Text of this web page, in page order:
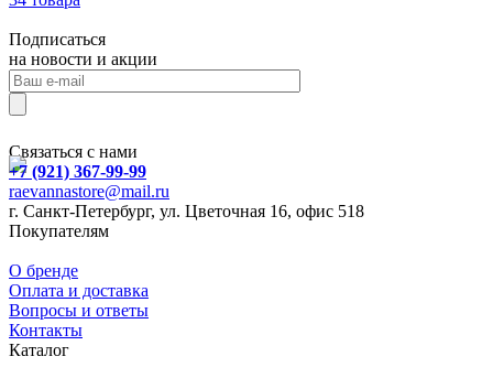
Подписаться
на новости и акции
Связаться с нами
+7 (921) 367-99-99
raevannastore@mail.ru
г. Санкт-Петербург, ул. Цветочная 16, офис 518
Покупателям
О бренде
Оплата и доставка
Вопросы и ответы
Контакты
Каталог